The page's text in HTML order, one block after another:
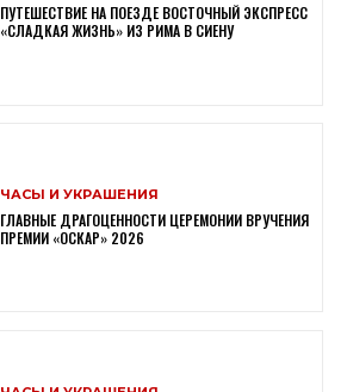
ПУТЕШЕСТВИЕ НА ПОЕЗДЕ ВОСТОЧНЫЙ ЭКСПРЕСС
«СЛАДКАЯ ЖИЗНЬ» ИЗ РИМА В СИЕНУ
ЧАСЫ И УКРАШЕНИЯ
ГЛАВНЫЕ ДРАГОЦЕННОСТИ ЦЕРЕМОНИИ ВРУЧЕНИЯ
ПРЕМИИ «ОСКАР» 2026